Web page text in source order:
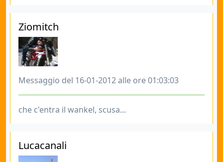
Ziomitch
Messaggio del 16-01-2012 alle ore 01:03:03
che c'entra il wankel, scusa...
Lucacanali